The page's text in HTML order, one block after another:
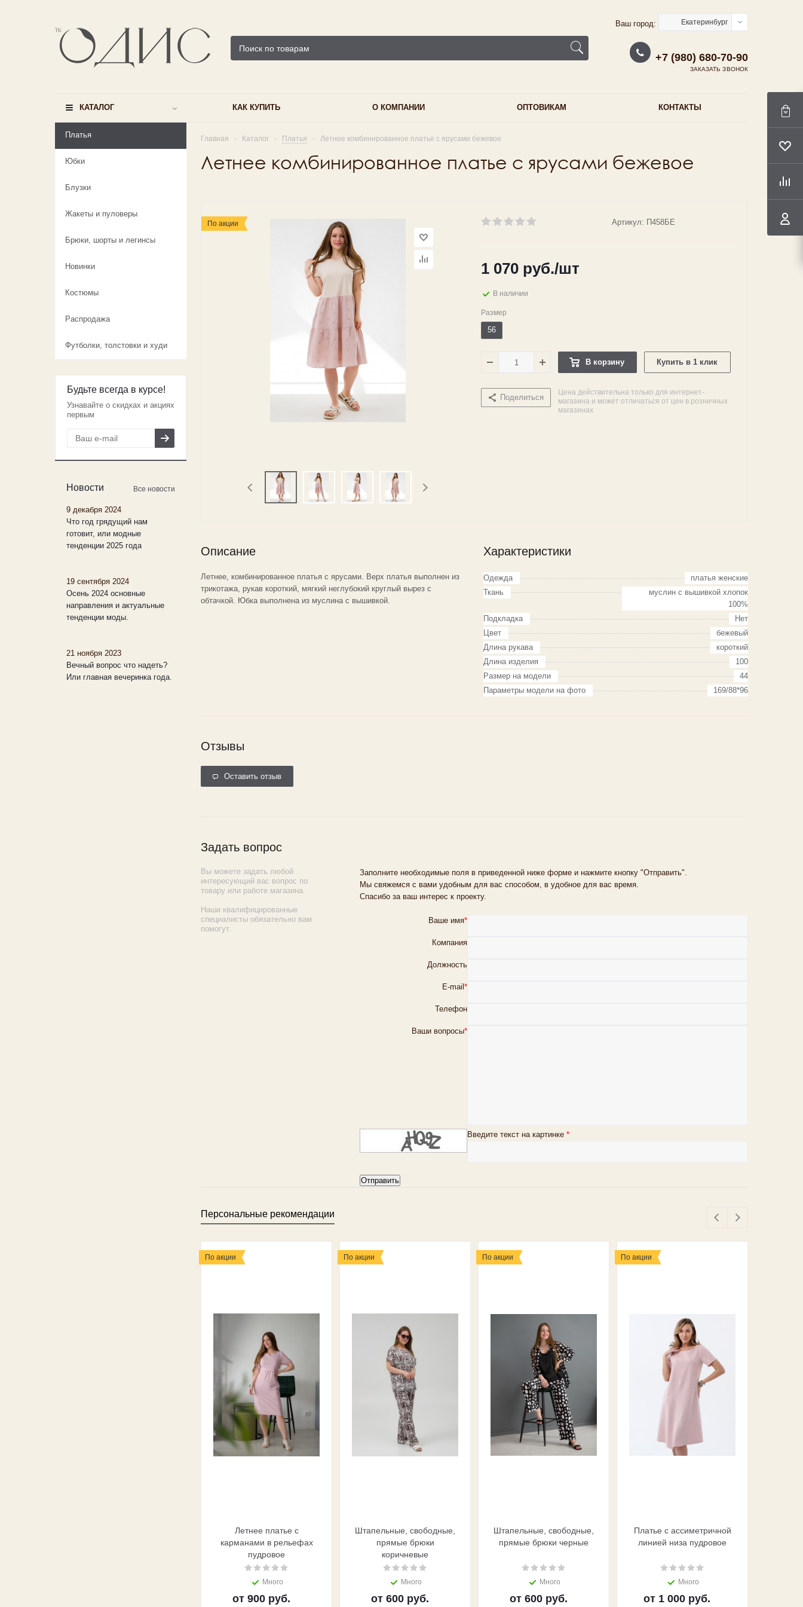
Ваш город: Екатеринбург
+7 (980) 680-70-90
ЗАКАЗАТЬ ЗВОНОК
КАТАЛОГ КАК КУПИТЬ О КОМПАНИИ ОПТОВИКАМ КОНТАКТЫ
Платья
Юбки
Блузки
Жакеты и пуловеры
Брюки, шорты и легинсы
Новинки
Костюмы
Распродажа
Футболки, толстовки и худи
Будьте всегда в курсе!
Узнавайте о скидках и акциях
первым
Новости Все новости
9 декабря 2024
Что год грядущий нам
готовит, или модные
тенденции 2025 года
19 сентября 2024
Осень 2024 основные
направления и актуальные
тенденции моды.
21 ноября 2023
Вечный вопрос что надеть?
Или главная вечеринка года.
Главная - Каталог - Платья - Летнее комбинированное платье с ярусами бежевое
Летнее комбинированное платье с ярусами бежевое
По акции Артикул: П458БЕ
1 070 руб./шт
В наличии
Размер
56
В корзину Купить в 1 клик
Поделиться
Цена действительна только для интернет-
магазина и может отличаться от цен в розничных
магазинах
Описание
Летнее, комбинированное платья с ярусами. Верх платья выполнен из
трикотажа, рукав короткий, мягкий неглубокий круглый вырез с
обтачкой. Юбка выполнена из муслина с вышивкой.
Характеристики
Одежда
платья женские
Ткань
муслин с вышивкой хлопок
100%
Подкладка
Нет
Цвет
бежевый
Длина рукава
короткий
Длина изделия
100
Размер на модели
44
Параметры модели на фото
169/88*96
Отзывы
Оставить отзыв
Задать вопрос
Вы можете задать любой
интересующий вас вопрос по
товару или работе магазина.
Наши квалифицированные
специалисты обязательно вам
помогут.
Заполните необходимые поля в приведенной ниже форме и нажмите кнопку "Отправить".
Мы свяжемся с вами удобным для вас способом, в удобное для вас время.
Спасибо за ваш интерес к проекту.
Ваше имя*
Компания
Должность
E-mail *
Телефон
Ваши вопросы*
Введите текст на картинке *
Персональные рекомендации
По акции
Летнее платье с
карманами в рельефах
пудровое
Много
от 900 руб.
По акции
Штапельные, свободные,
прямые брюки
коричневые
Много
от 600 руб.
По акции
Штапельные, свободные,
прямые брюки черные
Много
от 600 руб.
По акции
Платье с ассиметричной
линией низа пудровое
Много
от 1 000 руб.